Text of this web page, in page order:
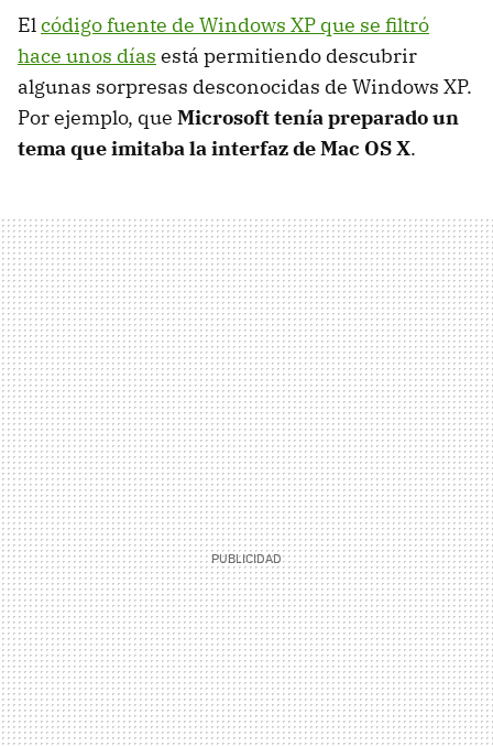
Elcódigo fuente de Windows XP que se filtró
hace unos días está permitiendo descubrir
algunas sorpresas desconocidas de Windows XP.
Por ejemplo, que Microsoft tenía preparado un
tema que imitaba la interfaz de Mac OS X.